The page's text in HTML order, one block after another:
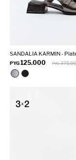
SANDALIA KARMIN -
PYG125.000 PYG